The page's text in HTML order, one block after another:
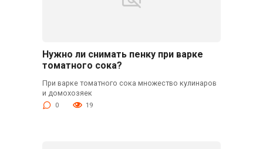
Нужно ли снимать пенку при варке
томатного сока?
При варке томатного сока множество кулинаров
и домохозяек
0 19